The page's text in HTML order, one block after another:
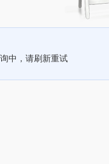
中，请刷新重试